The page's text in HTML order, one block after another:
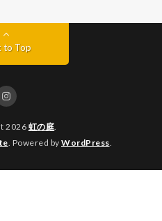
to Top
2026 虹の庭
. Powered by WordPress